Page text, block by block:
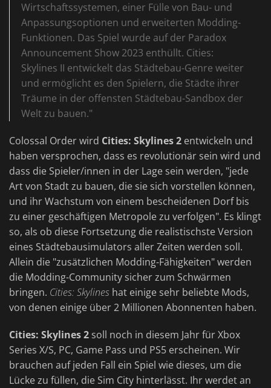
Wirtschaftssystemen, einer Fülle von Bau- und
Anpassungsoptionen und erweiterten Modding-
Funktionen. Das Spiel wurde auf der Paradox
Announcement Show 2023 enthüllt. Cities:
Skylines II entwickelt das Städtebau-Genre weiter
und ermöglicht es den Spielern, die Städte ihrer
Träume in der offensten Städtebau-Sandbox der
Welt zu bauen."
Colossal Order wird Cities: Skylines 2 entwickeln und
haben versprochen, dass es revolutionär sein wird und
dass die Spieler/innen in der Lage sein werden, "jede
Art von Stadt zu bauen, die sie sich vorstellen können,
und ihr Wachstum von einem bescheidenen Dorf bis
zu einer geschäftigen Metropole zu verfolgen". Es klingt
so, als ob diese Fortsetzung die realistischste Version
eines Städtebausimulators aller Zeiten werden soll.
Allein die "zusätzlichen Modding-Fähigkeiten" werden
die Modding-Community sicher zum Schwärmen
bringen. Cities: Skylines hat einige sehr beliebte Mods,
von denen einige über 2 Millionen Abonnenten haben.
Cities: Skylines 2 soll noch in diesem Jahr für Xbox
Series X/S, PC, Game Pass und PS5 erscheinen. Wir
brauchen auf jeden Fall ein Spiel wie dieses, um die
Lücke zu füllen, die Sim City hinterlässt. Ihr werdet an